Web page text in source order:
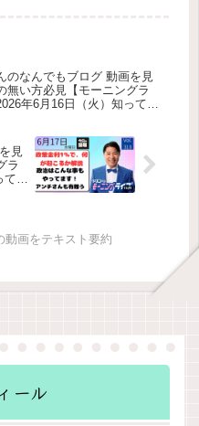
のライブの振り返り）沖縄協
足（伊佐氏は副座長）選挙制
議論（超党派議連）国際情
の“好感度逆転”その他の話題
のなんでもブログ 動画を見
無い方必見【モーニングラ
年6月16日（火）知ってほ
ュース / 生配信 / 中道動画 】
ト要約
見
ラ
ほ
動画をテキスト要約
ール